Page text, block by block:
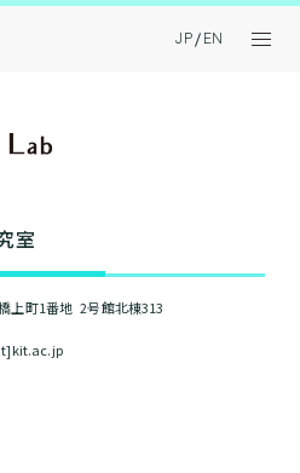
JP EN
室
上町1番地 2号館北棟313